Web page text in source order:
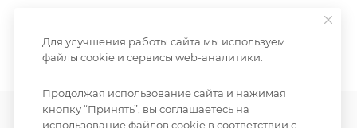
Для улучшения работы сайта мы используем
файлы cookie и сервисы web-аналитики.
Продолжая использование сайта и нажимая
кнопку “Принять”, вы соглашаетесь на
использование файлов cookie в соответствии с